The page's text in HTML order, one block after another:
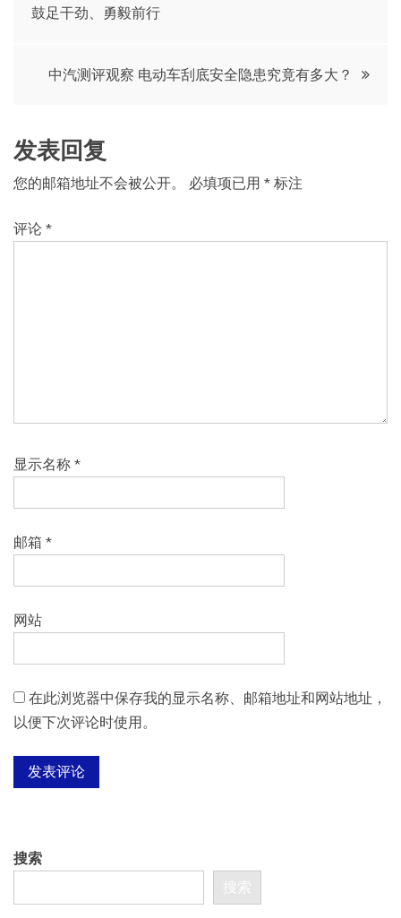
导
鼓足干劲、勇毅前行
中汽测评观察 电动车刮底安全隐患究竟有多大？
发表回复
您的邮箱地址不会被公开。 必填项已用 * 标注
评论 *
显示名称 *
邮箱 *
网站
在此浏览器中保存我的显示名称、邮箱地址和网站地址，
以便下次评论时使用。
搜索
搜索